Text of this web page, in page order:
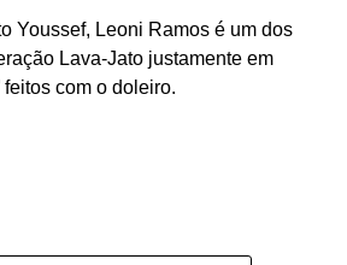
Youssef, Leoni Ramos é um dos
Lava-Jato justamente em
feitos com o doleiro.